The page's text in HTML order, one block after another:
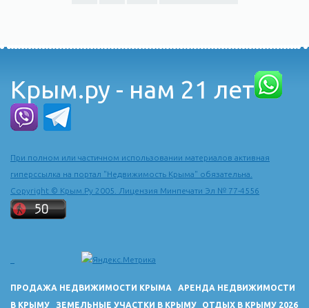
Крым.ру - нам 21 лет
При полном или частичном использовании материалов активная
гиперссылка на портал "Недвижимость Крыма" обязательна.
Copyright © Крым.Ру 2005. Лицензия Минпечати Эл № 77-4556
ПРОДАЖА НЕДВИЖИМОСТИ КРЫМА
АРЕНДА НЕДВИЖИМОСТИ
В КРЫМУ
ЗЕМЕЛЬНЫЕ УЧАСТКИ В КРЫМУ ОТДЫХ В КРЫМУ 2026